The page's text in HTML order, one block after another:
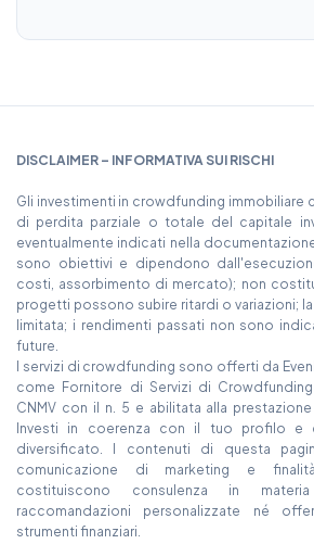
DISCLAIMER – INFORMATIVA SUI RISCHI
Gli investimenti in crowdfunding immobiliare
di perdita parziale o totale del capitale
eventualmente indicati nella
sono obiettivi e dipendono
costi, assorbimento di mercato); non
progetti possono subire ritardi o variazioni;
limitata; i rendimenti passati non sono
future.
I servizi di crowdfunding sono offerti da
come Fornitore di Servizi di
CNMV con il n. 5 e abilitata alla
Investi in coerenza con il tuo profilo e
diversificato. I contenuti di questa
comunicazione di marketing e
costituiscono consulenza in
raccomandazioni personalizzate né
strumenti finanziari.